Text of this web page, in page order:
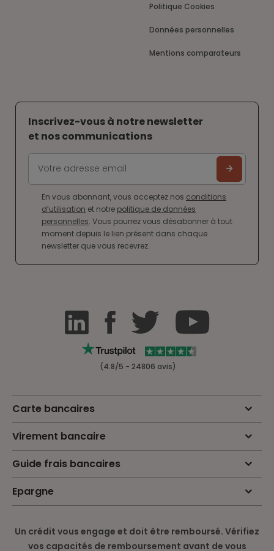
Politique Cookies
Données personnelles
Mentions comparateurs
Inscrivez-vous à notre newsletter
et nos communications
En vous abonnant, vous acceptez nos conditions
d’utilisation et notre politique de données
personnelles. Vous pourrez vous désabonner à tout
moment depuis le lien présent dans chaque
newsletter que vous recevrez.
(4.8/5 - 24806 avis)
Carte bancaires
Virement bancaire
Guide frais bancaires
Epargne
Un crédit vous engage et doit être remboursé. Vérifiez
vos capacités de remboursement avant de vous